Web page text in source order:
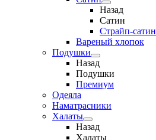
Назад
Сатин
Страйп-сатин
Вареный хлопок
Подушки
Назад
Подушки
Премиум
Одеяла
Наматрасники
Халаты
Назад
Халаты